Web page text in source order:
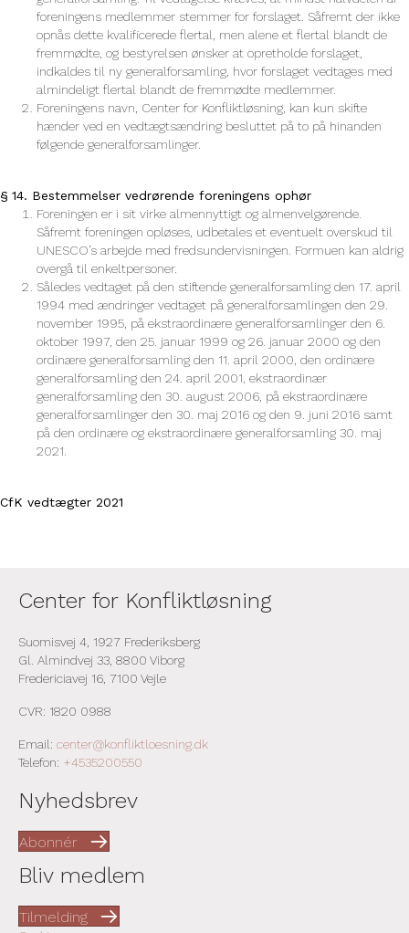
foreningens medlemmer stemmer for forslaget. Såfremt der ikke
opnås dette kvalificerede flertal, men alene et flertal blandt de
fremmødte, og bestyrelsen ønsker at opretholde forslaget,
indkaldes til ny generalforsamling, hvor forslaget vedtages med
almindeligt flertal blandt de fremmødte medlemmer.
Foreningens navn, Center for Konfliktløsning, kan kun skifte
hænder ved en vedtægtsændring besluttet på to på hinanden
følgende generalforsamlinger.
§ 14. Bestemmelser vedrørende foreningens ophør
Foreningen er i sit virke almennyttigt og almenvelgørende.
Såfremt foreningen opløses, udbetales et eventuelt overskud til
UNESCO’s arbejde med fredsundervisningen. Formuen kan aldrig
overgå til enkeltpersoner.
Således vedtaget på den stiftende generalforsamling den 17. april
1994 med ændringer vedtaget på generalforsamlingen den 29.
november 1995, på ekstraordinære generalforsamlinger den 6.
oktober 1997, den 25. januar 1999 og 26. januar 2000 og den
ordinære generalforsamling den 11. april 2000, den ordinære
generalforsamling den 24. april 2001, ekstraordinær
generalforsamling den 30. august 2006, på ekstraordinære
generalforsamlinger den 30. maj 2016 og den 9. juni 2016 samt
på den ordinære og ekstraordinære generalforsamling 30. maj
2021.
CfK vedtægter 2021
Center for Konfliktløsning
Suomisvej 4, 1927 Frederiksberg
Gl. Almindvej 33, 8800 Viborg
Fredericiavej 16, 7100 Vejle
CVR: 1820 0988
Email: center@konfliktloesning.dk
Telefon: +4535200550
Nyhedsbrev
Abonnér
Bliv medlem
Tilmelding